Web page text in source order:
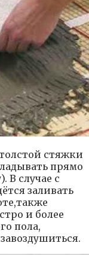
стяжки
прямо
В случае с
заливать
и более
пола,